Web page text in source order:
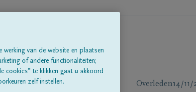
Overleden14/11/
van de website en plaatsen
of andere functionaliteiten;
cookies” te klikken gaat u akkoord
zelf instellen.